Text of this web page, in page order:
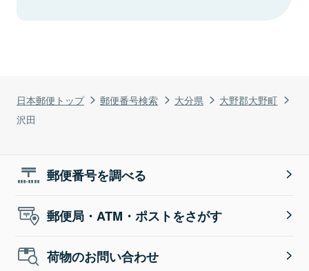
日本郵便トップ 郵便番号検索 大分県
大野郡大野町
沢田
郵便番号を調べる
郵便局・ATM・ポストをさがす
荷物のお問い合わせ